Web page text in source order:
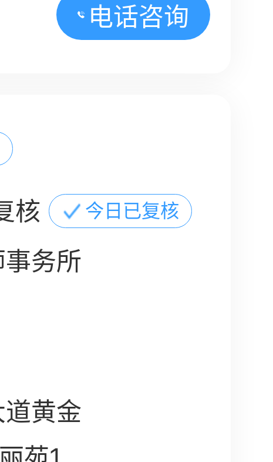
电话咨询
核 今日已复核
务所
黄金